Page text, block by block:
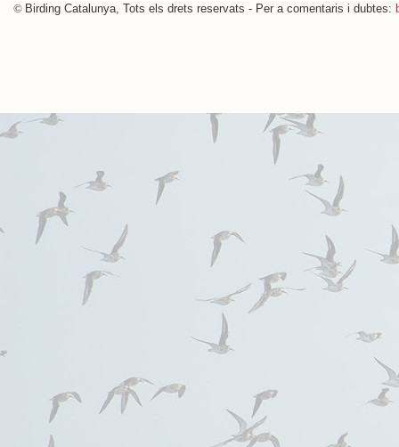
© Birding Catalunya, Tots els drets reservats - Per a comentaris i dubtes: